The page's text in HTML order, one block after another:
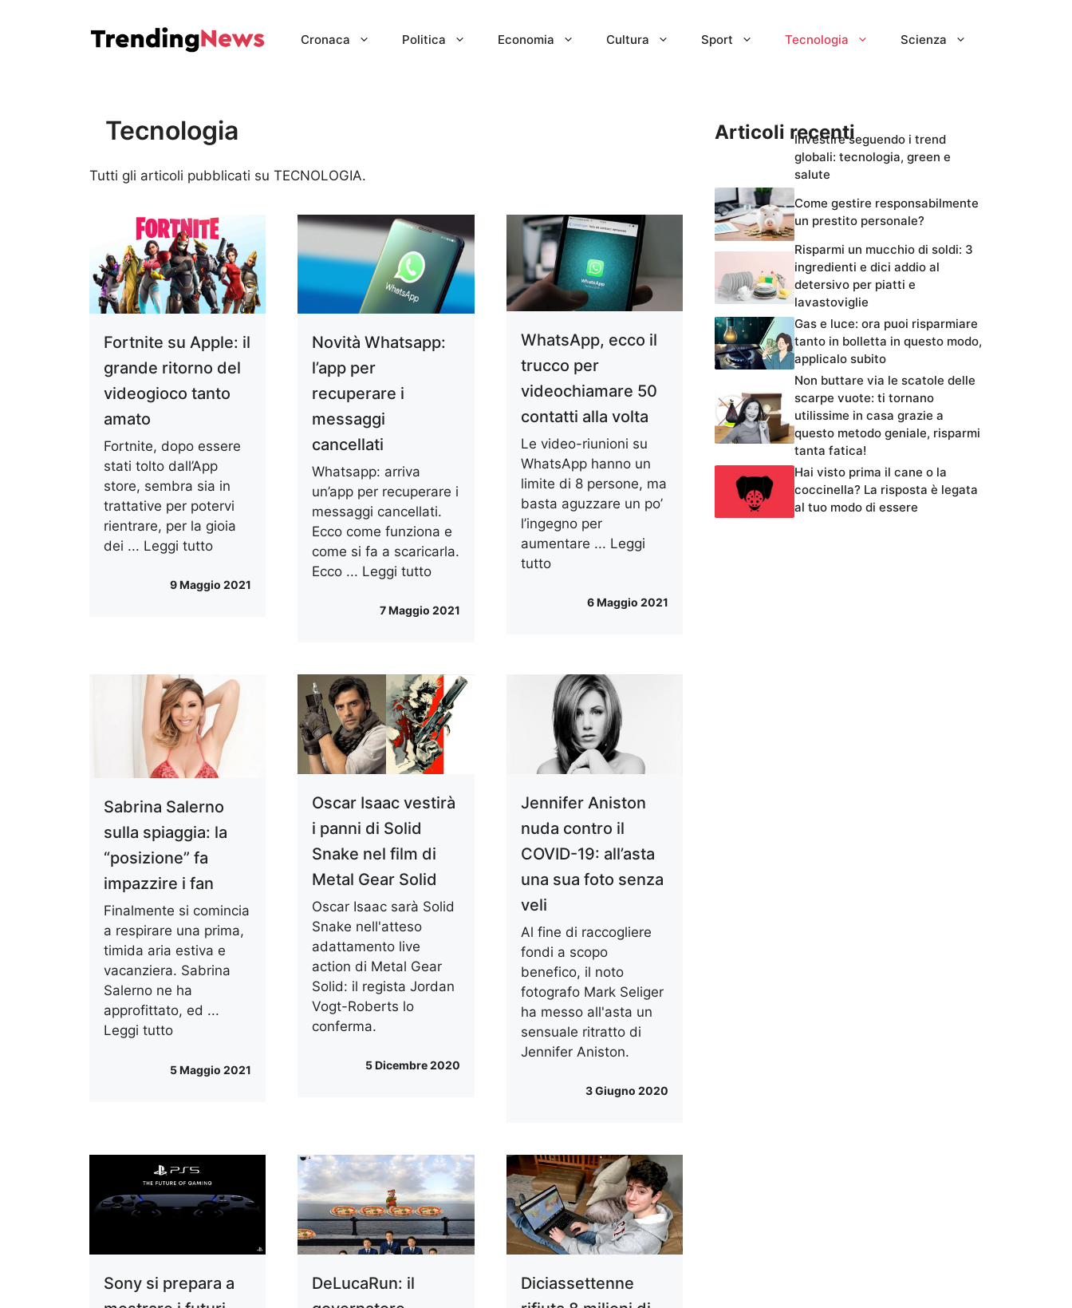
Cronaca Politica Economia Cultura Sport Tecnologia Scienza
Tecnologia
Tutti gli articoli pubblicati su TECNOLOGIA.
Fortnite su Apple: il
grande ritorno del
videogioco tanto
amato
Fortnite, dopo essere
stati tolto dall’App
store, sembra sia in
trattative per potervi
rientrare, per la gioia
dei ... Leggi tutto
9 Maggio 2021
Novità Whatsapp:
l’app per
recuperare i
messaggi
cancellati
Whatsapp: arriva
un’app per recuperare i
messaggi cancellati.
Ecco come funziona e
come si fa a scaricarla.
Ecco ... Leggi tutto
7 Maggio 2021
WhatsApp, ecco il
trucco per
videochiamare 50
contatti alla volta
Le video-riunioni su
WhatsApp hanno un
limite di 8 persone, ma
basta aguzzare un po’
l’ingegno per
aumentare ... Leggi
tutto
6 Maggio 2021
Sabrina Salerno
sulla spiaggia: la
“posizione” fa
impazzire i fan
Finalmente si comincia
a respirare una prima,
timida aria estiva e
vacanziera. Sabrina
Salerno ne ha
approfittato, ed ...
Leggi tutto
5 Maggio 2021
Oscar Isaac vestirà
i panni di Solid
Snake nel film di
Metal Gear Solid
Oscar Isaac sarà Solid
Snake nell'atteso
adattamento live
action di Metal Gear
Solid: il regista Jordan
Vogt-Roberts lo
conferma.
5 Dicembre 2020
Jennifer Aniston
nuda contro il
COVID-19: all’asta
una sua foto senza
veli
Al fine di raccogliere
fondi a scopo
benefico, il noto
fotografo Mark Seliger
ha messo all'asta un
sensuale ritratto di
Jennifer Aniston.
3 Giugno 2020
Sony si prepara a
DeLucaRun: il
Diciassettenne
Articoli recentiInvestire seguendo i trend
globali: tecnologia, green e
salute
Come gestire responsabilmente
un prestito personale?
Risparmi un mucchio di soldi: 3
ingredienti e dici addio al
detersivo per piatti e
lavastoviglie
Gas e luce: ora puoi risparmiare
tanto in bolletta in questo modo,
applicalo subito
Non buttare via le scatole delle
scarpe vuote: ti tornano
utilissime in casa grazie a
questo metodo geniale, risparmi
tanta fatica!
Hai visto prima il cane o la
coccinella? La risposta è legata
al tuo modo di essere